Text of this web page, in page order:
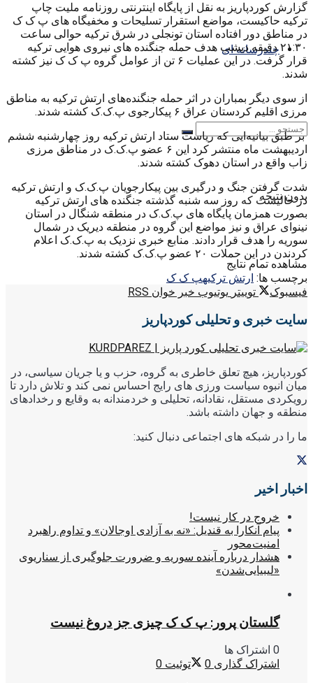
چندرسانه ای
بدون نتیجه
مشاهده تمام نتایج
گزارش کوردپاریز به نقل از پایگاه اینترنتی روزنامه ملیت چاپ
ترکیه حاکیست، مواضع استقرار تسلیحات و مخفیگاه های پ ک ک
در مناطق دور افتاده استان تونجلی در شرق ترکیه حوالی ساعت
۲۱:۳۰ دقیقه دیشب هدف حمله جنگنده های نیروی هوایی ترکیه
قرار گرفت. در این عملیات ۶ تن از عوامل گروه پ ک ک نیز کشته
شدند.
از سوی دیگر بمباران در اثر حمله جنگندەهای ارتش ترکیە به مناطق
مرزی اقلیم کردستان عراق ۶ پیکارجوی پ.ک.ک کشته شدند.
بر طبق بیانیەایی کە ریاست ستاد ارتش ترکیە روز چهارشنبە ششم
اردیبهشت ماه منتشر کرد این ۶ عضو پ.ک.ک در مناطق مرزی
زاب واقع در استان دهوک کشته شدند.
شدت گرفتن جنگ و درگیری بین پیکارجویان پ.ک.ک و ارتش ترکیه
در حالیست که روز سه شنبه گذشته جنگنده های ارتش ترکیه
بصورت همزمان پایگاه های پ.ک.ک در منطقه شنگال در استان
نینوای عراق و نیز مواضع این گروه در منطقه دیریک در شمال
سوریه را هدف قرار دادند. منابع خبری نزدیک به پ.ک.ک اعلام
کردندن در این حملات ۲۰ عضو پ.ک.ک کشته شدند.
برچسب ها: ارتش ترکیهپ ک ک
فیسبوک
توییتر یوتیوب خبر خوان RSS
سایت خبری و تحلیلی کوردپاریز
کوردپاریز، هیچ تعلق خاطری به گروه، حزب و یا جریان سیاسی، در
میان انبوه سیاست ورزی های رایج احساس نمی کند و تلاش دارد تا
رویکردی مستقل، نقادانه، تحلیلی و خردمندانه به وقایع و رخدادهای
منطقه و جهان داشته باشد.
ما را در شبکه های اجتماعی دنبال کنید:
اخبار اخیر
خروج در کار نیست!
پیام آنکارا به قندیل: «نه به آزادی اوجالان» و تداوم راهبرد
امنیت‌محور
هشدار درباره آینده سوریه و ضرورت جلوگیری از سناریوی
«لیبیایی‌شدن»
گلستان پرور: پ ک ک چیزی جز دروغ نیست
0 اشتراک ها
اشتراک گذاری 0 توئیت 0